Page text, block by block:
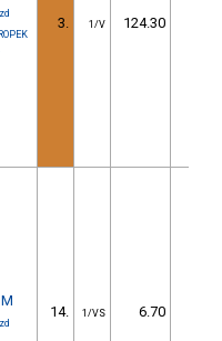
3. 1/V 124.30
14. 1/VS 6.70